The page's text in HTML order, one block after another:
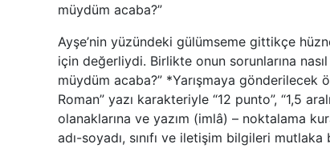
müydüm acaba?”
Ayşe’nin yüzündeki gülümseme gittikçe
için değerliydi. Birlikte onun sorunlarına
müydüm acaba?” *Yarışmaya gönderilecek
Roman” yazı karakteriyle “12 punto”, “1,5
olanaklarına ve yazım (imlâ) – noktalama
adı-soyadı, sınıfı ve iletişim bilgileri